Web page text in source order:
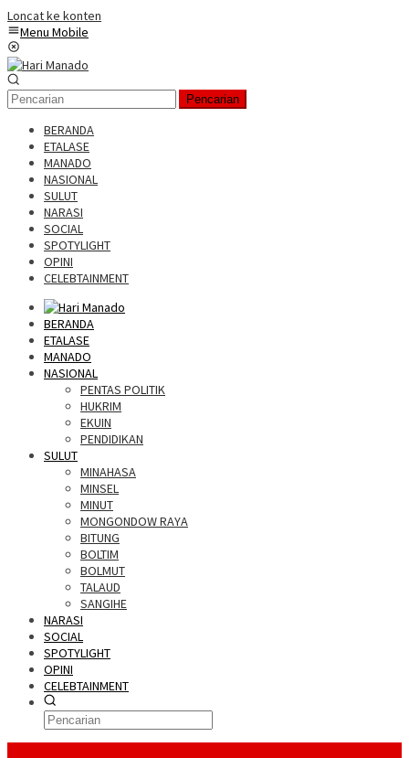
Loncat ke konten
Menu Mobile
Pencarian
BERANDA
ETALASE
MANADO
NASIONAL
SULUT
NARASI
SOCIAL
SPOTYLIGHT
OPINI
CELEBTAINMENT
BERANDA
ETALASE
MANADO
NASIONAL
PENTAS POLITIK
HUKRIM
EKUIN
PENDIDIKAN
SULUT
MINAHASA
MINSEL
MINUT
MONGONDOW RAYA
BITUNG
BOLTIM
BOLMUT
TALAUD
SANGIHE
NARASI
SOCIAL
SPOTYLIGHT
OPINI
CELEBTAINMENT